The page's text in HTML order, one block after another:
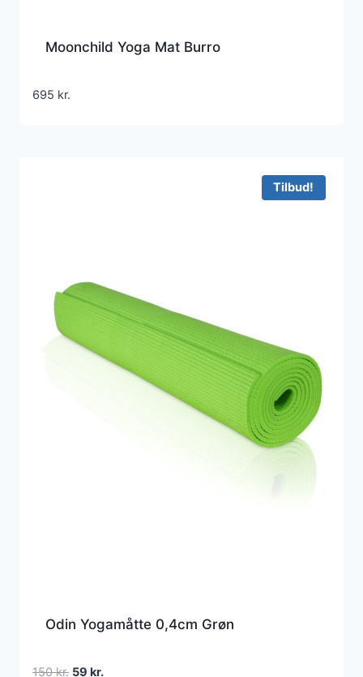
Moonchild Yoga Mat Burro
695 kr.
Tilbud!
Odin Yogamåtte 0,4cm Grøn
150kr. Den
59 kr.Den